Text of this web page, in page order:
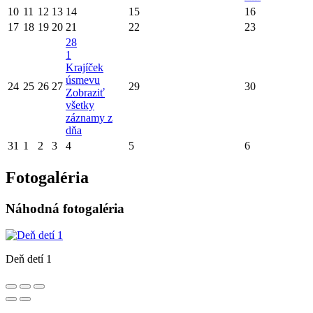
10 11 12 13 14 15
16
17 18 19 20 21 22 23
24 25 26 27
28
1
Krajíček
úsmevu
Zobraziť
všetky
záznamy z
dňa
29 30
31 1 2 3 4 5 6
Fotogaléria
Náhodná fotogaléria
Deň detí 1